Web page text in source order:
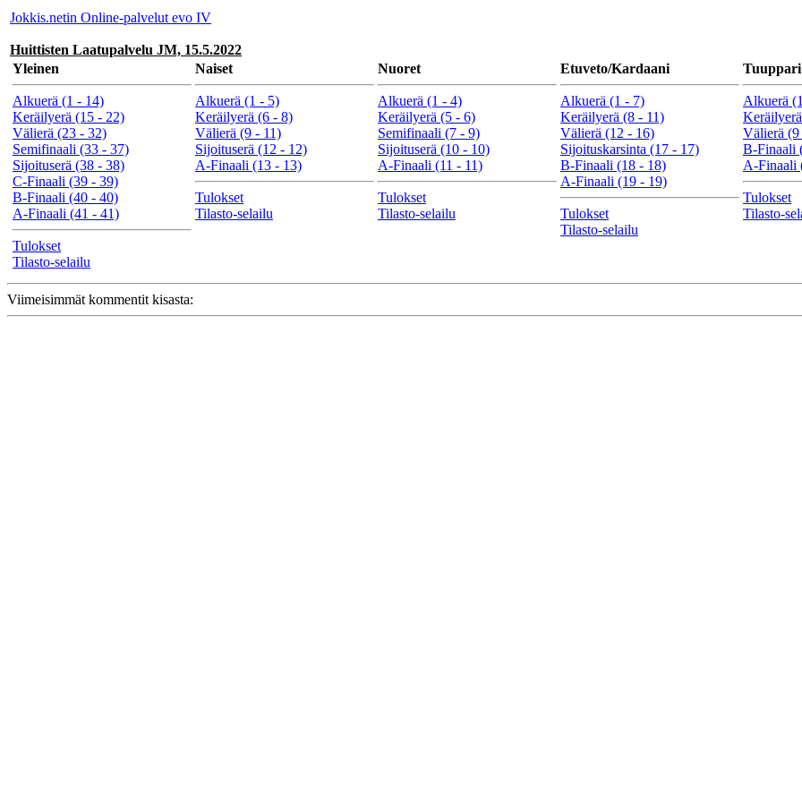
Jokkis.netin Online-palvelut evo IV
Huittisten Laatupalvelu JM, 15.5.2022
Yleinen
Alkuerä (1 - 14)
Keräilyerä (15 - 22)
Välierä (23 - 32)
Semifinaali (33 - 37)
Sijoituserä (38 - 38)
C-Finaali (39 - 39)
B-Finaali (40 - 40)
A-Finaali (41 - 41)
Tulokset
Tilasto-selailu
Naiset
Alkuerä (1 - 5)
Keräilyerä (6 - 8)
Välierä (9 - 11)
Sijoituserä (12 - 12)
A-Finaali (13 - 13)
Tulokset
Tilasto-selailu
Nuoret
Alkuerä (1 - 4)
Keräilyerä (5 - 6)
Semifinaali (7 - 9)
Sijoituserä (10 - 10)
A-Finaali (11 - 11)
Tulokset
Tilasto-selailu
Etuveto/Kardaani
Alkuerä (1 - 7)
Keräilyerä (8 - 11)
Välierä (12 - 16)
Sijoituskarsinta (17 - 17)
B-Finaali (18 - 18)
A-Finaali (19 - 19)
Tulokset
Tilasto-selailu
Tuuppari
Alkuerä
Välierä (9
B-Finaali
A-Finaali
Tulokset
Tilasto-
Viimeisimmät kommentit kisasta: